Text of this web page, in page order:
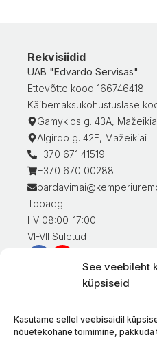
See veebileht
küpsiseid
Kasutame sellel veebisaidil
nõuetekohane toimimine,
Rekvisiidid
UAB "Edvardo Servisas"
Ettevõtte kood 166746418
Käibemaksukohustuslase
Gamyklos g. 43A,
Algirdo g. 42E, Mažeikiai
+370 671 41519
+370 670 00288
Tööaeg:
I-V 08:00-17:00
VI-VII Suletud
Teave klientidele
Kaupade tarnimine